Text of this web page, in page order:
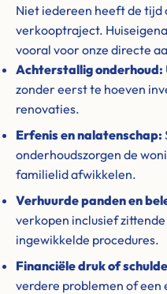
Niet iedereen heeft de tijd
verkooptraject.
vooral voor onze directe
Achterstallig onderhoud:
zonder eerst te hoeven
renovaties.
Erfenis en nalatenschap:
onderhoudszorgen de
familielid afwikkelen.
Verhuurde panden en
verkopen inclusief
ingewikkelde procedures.
Financiële druk of
verdere problemen of